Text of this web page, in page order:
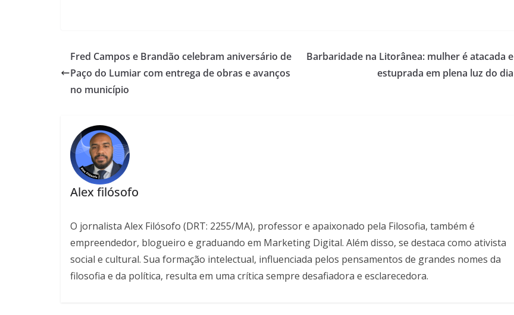
Fred Campos e Brandão celebram aniversário de
Paço do Lumiar com entrega de obras e avanços
no município
Barbaridade na Litorânea: mulher é atacada e
estuprada em plena luz do dia
Alex filósofo
O jornalista Alex Filósofo (DRT: 2255/MA), professor e apaixonado pela Filosofia, também é
empreendedor, blogueiro e graduando em Marketing Digital. Além disso, se destaca como ativista
social e cultural. Sua formação intelectual, influenciada pelos pensamentos de grandes nomes da
filosofia e da política, resulta em uma crítica sempre desafiadora e esclarecedora.